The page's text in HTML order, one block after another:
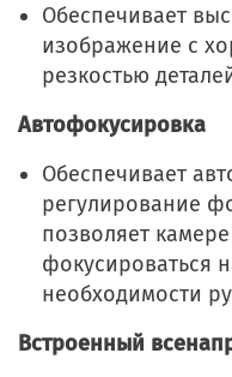
Обеспечивает
изображение с
резкостью
Автофокусировка
Обеспечивает
регулирование
позволяет
фокусироваться
необходимости
Встроенный